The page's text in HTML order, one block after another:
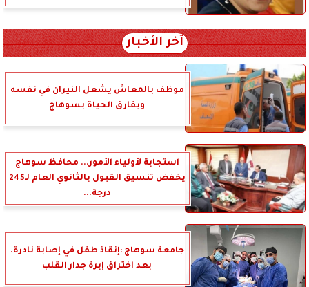
آخر الأخبار
موظف بالمعاش يشعل النيران في نفسه
ويفارق الحياة بسوهاج
استجابة لأولياء الأمور... محافظ سوهاج
يخفض تنسيق القبول بالثانوي العام لـ245
درجة...
جامعة سوهاج :إنقاذ طفل في إصابة نادرة.
بعد اختراق إبرة جدار القلب